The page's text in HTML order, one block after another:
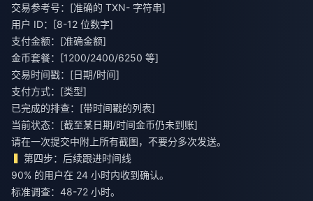
交易参考号：[准确的 TXN- 字符串]
用户 ID：[8-12 位数字]
支付金额：[准确金额]
金币套餐：[1200/2400/6250 等]
交易时间戳：[日期/时间]
支付方式：[类型]
已完成的排查：[带时间戳的列表]
当前状态：[截至某日期/时间金币仍未到账]
请在一次提交中附上所有截图，不要分多次发送。
第四步：后续跟进时间线
90% 的用户在 24 小时内收到确认。
标准调查：48-72 小时。